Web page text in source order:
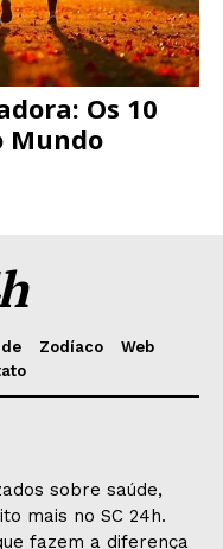
Os 10
Mundo
Zodíaco
Web
sobre saúde,
mais no SC 24h.
fazem a diferença